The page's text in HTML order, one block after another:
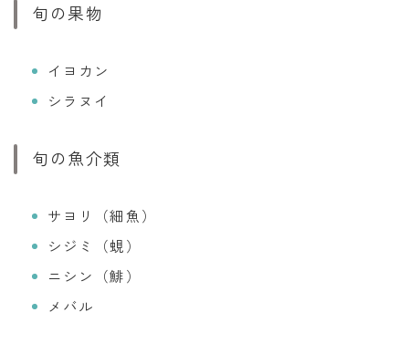
旬の果物
イヨカン
シラヌイ
旬の魚介類
サヨリ（細魚）
シジミ（蜆）
ニシン（鯡）
メバル